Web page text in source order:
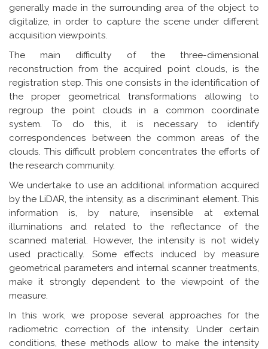
generally made in the surrounding area of the object to
digitalize, in order to capture the scene under different
acquisition viewpoints.
The main difficulty of the three-dimensional
reconstruction from the acquired point clouds, is the
registration step. This one consists in the identification of
the proper geometrical transformations allowing to
regroup the point clouds in a common coordinate
system. To do this, it is necessary to identify
correspondences between the common areas of the
clouds. This difficult problem concentrates the efforts of
the research community.
We undertake to use an additional information acquired
by the LiDAR, the intensity, as a discriminant element. This
information is, by nature, insensible at external
illuminations and related to the reflectance of the
scanned material. However, the intensity is not widely
used practically. Some effects induced by measure
geometrical parameters and internal scanner treatments,
make it strongly dependent to the viewpoint of the
measure.
In this work, we propose several approaches for the
radiometric correction of the intensity. Under certain
conditions, these methods allow to make the intensity